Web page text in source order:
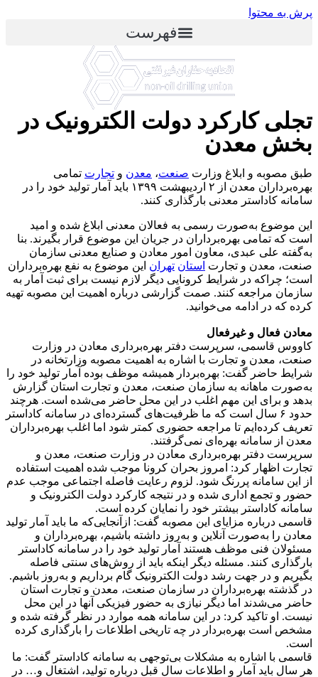
پرش به محتوا
فهرست
تجلی کارکرد دولت الکترونیک در
بخش معدن
طبق مصوبه و ابلاغ وزارت صنعت، معدن و تجارت تمامی
بهره‌برداران معدن از ۲ اردیبهشت ۱۳۹۹ باید آمار تولید خود را در
سامانه کاداستر معدنی بارگذاری کنند.
این موضوع به‌صورت رسمی به فعالان معدنی ابلاغ شده و امید
است که تمامی بهره‌برداران در جریان این موضوع قرار بگیرند. بنا
به‌گفته علی عبدی، معاون امور معادن و صنایع معدنی سازمان
صنعت، معدن و تجارت استان تهران این موضوع به نفع بهره‌برداران
است؛ چراکه در شرایط کرونایی دیگر لازم نیست برای ثبت آمار به
سازمان مراجعه کنند. صمت گزارشی درباره اهمیت این مصوبه تهیه
کرده که در ادامه می‌خوانید.
معادن فعال و غیرفعال
کاووس قاسمی، سرپرست دفتر بهره‌برداری معادن در وزارت
صنعت، معدن و تجارت با اشاره به اهمیت مصوبه وزارتخانه در
شرایط حاضر گفت: بهره‌بردار همیشه موظف بوده آمار تولید خود را
به‌صورت ماهانه به سازمان صنعت، معدن و تجارت استان گزارش
بدهد و برای این مهم اغلب در این محل حاضر می‌شده است. هرچند
حدود ۶ سال است که ما ظرفیت‌های گسترده‌ای در سامانه کاداستر
تعریف کرده‌ایم تا مراجعه حضوری کمتر شود اما اغلب بهره‌برداران
معدن از سامانه بهره‌ای نمی‌گرفتند.
سرپرست دفتر بهره‌برداری معادن در وزارت صنعت، معدن و
تجارت اظهار کرد: امروز بحران کرونا موجب شده اهمیت استفاده
از این سامانه پررنگ شود. لزوم رعایت فاصله اجتماعی موجب عدم
حضور و تجمع اداری شده و در نتیجه کارکرد دولت الکترونیک و
سامانه کاداستر بیشتر خود را نمایان کرده است.
قاسمی درباره مزایای این مصوبه گفت: ازآنجایی‌که ما باید آمار تولید
معادن را به‌صورت آنلاین و به‌روز داشته باشیم، بهره‌برداران و
مسئولان فنی موظف هستند آمار تولید خود را در سامانه کاداستر
بارگذاری کنند. مسئله دیگر اینکه باید از روش‌های سنتی فاصله
بگیریم و در جهت رشد دولت الکترونیک گام برداریم و به‌روز باشیم.
در گذشته بهره‌برداران در سازمان صنعت، معدن و تجارت استان
حاضر می‌شدند اما دیگر نیازی به حضور فیزیکی آنها در این محل
نیست. او تاکید کرد: در این سامانه همه موارد در نظر گرفته شده و
مشخص است بهره‌بردار در چه تاریخی اطلاعات را بارگذاری کرده
است.
قاسمی با اشاره به مشکلات بی‌توجهی به سامانه کاداستر گفت: ما
هر سال باید آمار و اطلاعات سال قبل درباره تولید، اشتغال و… در